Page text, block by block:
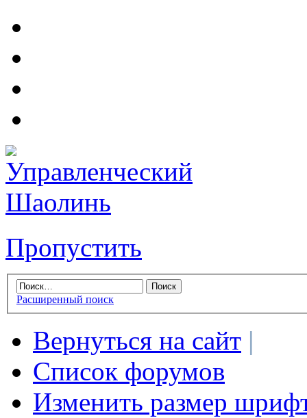
Пропустить
Расширенный поиск
Вернуться на сайт |
Список форумов
Изменить размер